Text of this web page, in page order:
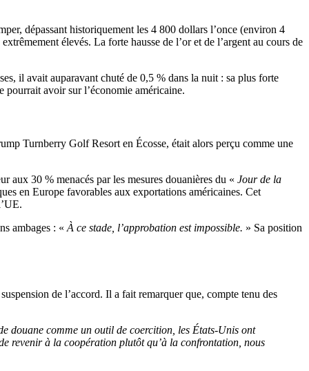
dépassant historiquement les 4 800 dollars l’once (environ 4
élevés. La forte hausse de l’or et de l’argent au cours de
il avait auparavant chuté de 0,5 % dans la nuit : sa plus forte
pourrait avoir sur l’économie américaine.
Turnberry Golf Resort en Écosse, était alors perçu comme une
aux 30 % menacés par les mesures douanières du « Jour de la
en Europe favorables aux exportations américaines. Cet
ambages : « À ce stade, l’approbation est impossible. » Sa position
de l’accord. Il a fait remarquer que, compte tenu des
douane comme un outil de coercition, les États-Unis ont
revenir à la coopération plutôt qu’à la confrontation, nous